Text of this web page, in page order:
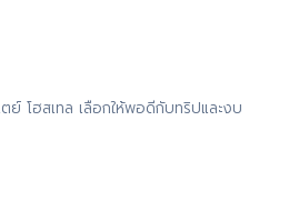
ย์ โฮสเทล เลือกให้พอดีกับทริปและงบ